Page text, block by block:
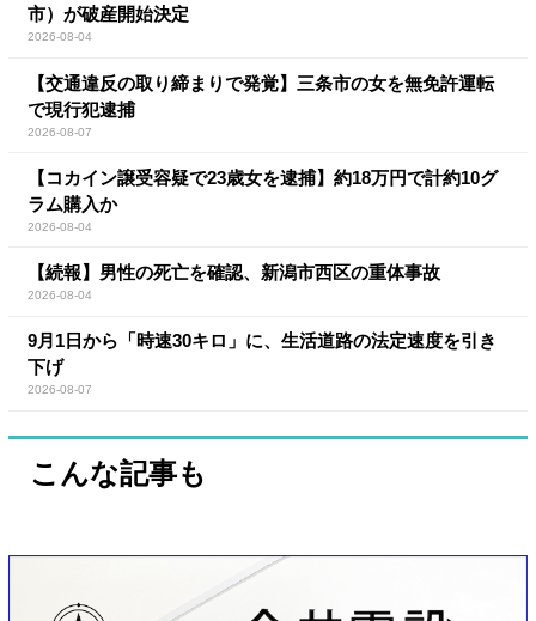
市）が破産開始決定
2026-08-04
【交通違反の取り締まりで発覚】三条市の女を無免許運転
で現行犯逮捕
2026-08-07
【コカイン譲受容疑で23歳女を逮捕】約18万円で計約10グ
ラム購入か
2026-08-04
【続報】男性の死亡を確認、新潟市西区の重体事故
2026-08-04
9月1日から「時速30キロ」に、生活道路の法定速度を引き
下げ
2026-08-07
こんな記事も